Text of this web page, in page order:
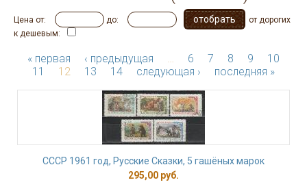
Цена от: до:
от дорогих
к дешевым:
« первая ‹ предыдущая … 6 7 8 9
10
11
12 13 14 следующая › последняя »
СССР 1961 год, Русские Сказки, 5 гашёных марок
295,00 руб.